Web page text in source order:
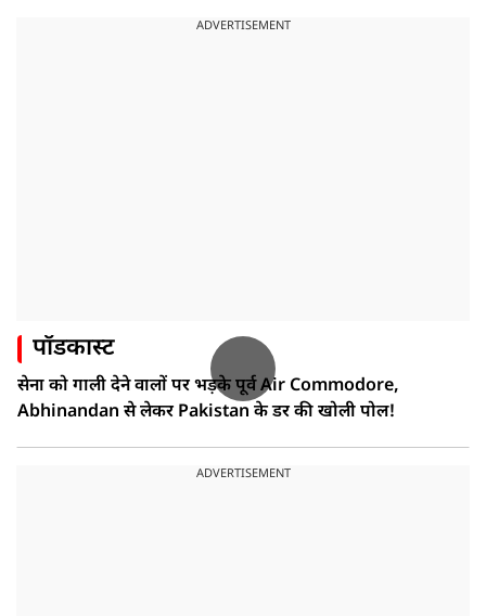
ADVERTISEMENT
पॉडकास्ट
सेना को गाली देने वालों पर भड़के पूर्व Air Commodore,
Abhinandan से लेकर Pakistan के डर की खोली पोल!
ADVERTISEMENT